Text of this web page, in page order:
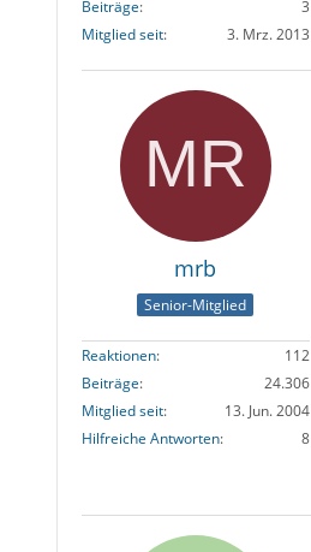
Beiträge
3
Mitglied seit
3. Mrz. 2013
mrb
Senior-Mitglied
Reaktionen
112
Beiträge
24.306
Mitglied seit
13. Jun. 2004
Hilfreiche Antworten
8